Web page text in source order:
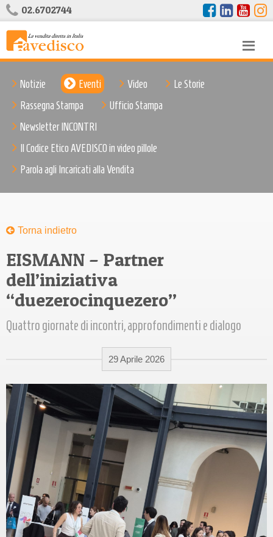
02.6702744
Notizie Eventi Video
Le Storie
Rassegna Stampa
Ufficio Stampa
Newsletter INCONTRI
Il Codice Etico AVEDISCO in video pillole
Parola agli Incaricati alla Vendita
Torna indietro
EISMANN – Partner
dell’iniziativa
“duezerocinquezero”
Quattro giornate di incontri, approfondimenti e dialogo
29 Aprile 2026